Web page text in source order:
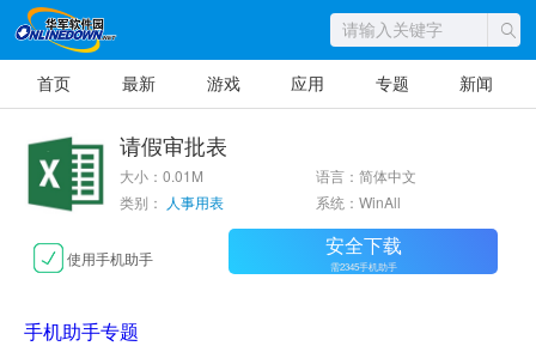
首页 最新 游戏 应用 专题 新闻
请假审批表
大小：0.01M
语言：简体中文
类别：
人事用表 系统：WinAll
使用手机助手 安全下载
需2345手机助手
手机助手专题